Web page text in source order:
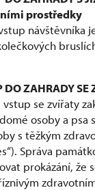
prostředky
návštěvníka
ZAHRADY SE
se zvířaty
osoby a psa
s těžkým
Správa
prokázání, že